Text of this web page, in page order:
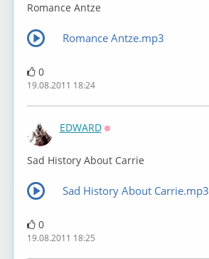
Romance Antze
Romance Antze.mp3
0
19.08.2011 18:24
EDWARD
Sad History About Carrie
Sad History About Carrie.mp3
0
19.08.2011 18:25